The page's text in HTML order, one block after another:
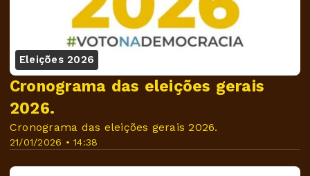
Eleições 2026
21/01/2026 • 14:38
Cronograma das eleições gerais
2026.
Cronograma das eleições gerais 2026.